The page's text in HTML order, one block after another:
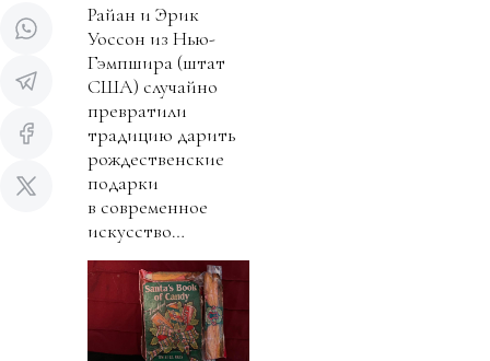
Райан и Эрик
Уоссон из Нью-
Гэмпшира (штат
США) случайно
превратили
традицию дарить
рождественские
подарки
в современное
искусство…